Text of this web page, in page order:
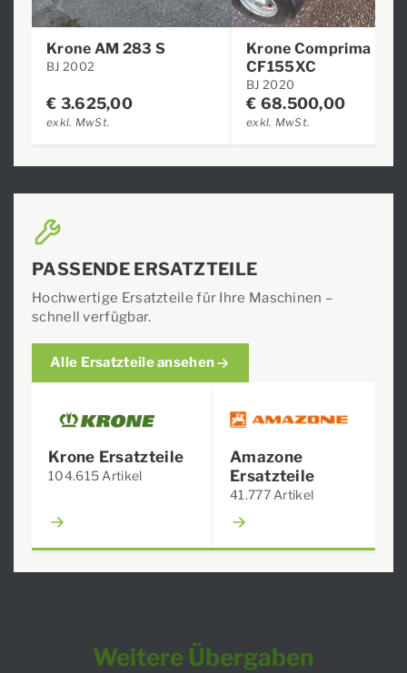
Krone AM 283 S
BJ 2002
€ 3.625,00
exkl. MwSt.
Krone Comprima
CF155XC
BJ 2020
€ 68.500,00
exkl. MwSt.
PASSENDE ERSATZTEILE
Hochwertige Ersatzteile für Ihre Maschinen –
schnell verfügbar.
Alle Ersatzteile ansehen
Krone Ersatzteile
104.615 Artikel
Amazone
Ersatzteile
41.777 Artikel
Weitere Übergaben